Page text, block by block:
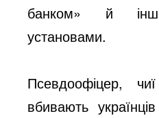
банком» й
установами.
Псевдоофіцер,
вбивають